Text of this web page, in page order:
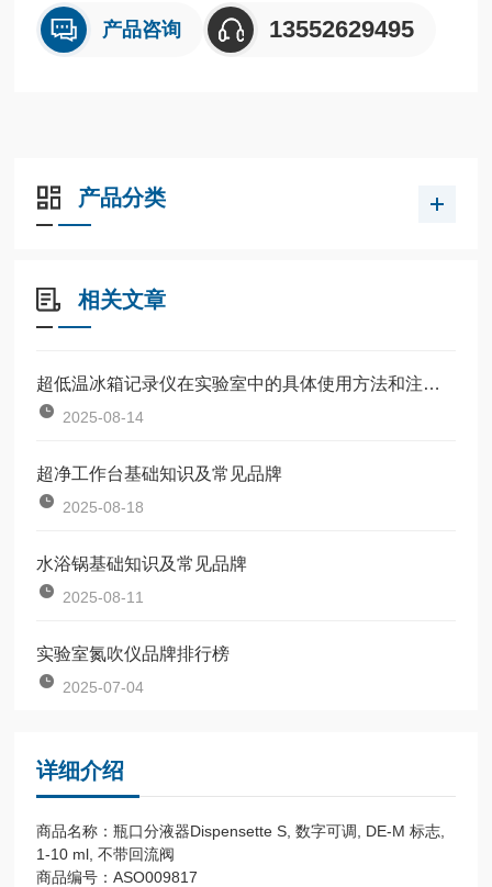
产品咨询 13552629495
产品分类
相关文章
超低温冰箱记录仪在实验室中的具体使用方法和注意事项
2025-08-14
超净工作台基础知识及常见品牌
2025-08-18
水浴锅基础知识及常见品牌
2025-08-11
实验室氮吹仪品牌排行榜
2025-07-04
详细介绍
商品名称：瓶口分液器Dispensette S, 数字可调, DE-M 标志,
1-10 ml, 不带回流阀
商品编号：ASO009817